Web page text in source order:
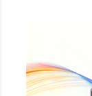
entrada